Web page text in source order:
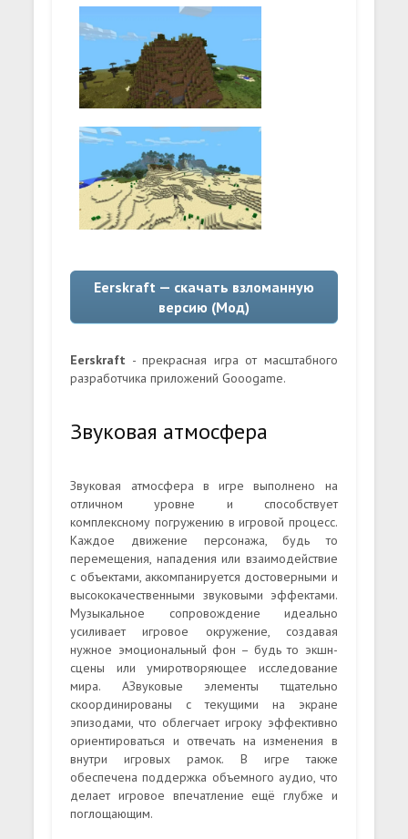
Eerskraft — скачать взломанную
версию (Мод)
Eerskraft - прекрасная игра от масштабного
разработчика приложений Gooogame.
Звуковая атмосфера
Звуковая атмосфера в игре выполнено на
отличном уровне и способствует
комплексному погружению в игровой процесс.
Каждое движение персонажа, будь то
перемещения, нападения или взаимодействие
с объектами, аккомпанируется достоверными и
высококачественными звуковыми эффектами.
Музыкальное сопровождение идеально
усиливает игровое окружение, создавая
нужное эмоциональный фон – будь то экшн-
сцены или умиротворяющее исследование
мира. АЗвуковые элементы тщательно
скоординированы с текущими на экране
эпизодами, что облегчает игроку эффективно
ориентироваться и отвечать на изменения в
внутри игровых рамок. В игре также
обеспечена поддержка объемного аудио, что
делает игровое впечатление ещё глубже и
поглощающим.